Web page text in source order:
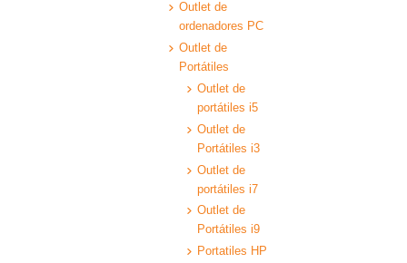
Outlet de
ordenadores PC
Outlet de
Portátiles
Outlet de
portátiles i5
Outlet de
Portátiles i3
Outlet de
portátiles i7
Outlet de
Portátiles i9
Portatiles HP